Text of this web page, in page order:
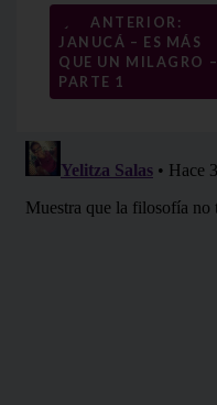
Navegación
de
entradas
←
ANTERIOR:
JANUCÁ – ES MÁS
QUE UN MILAGRO –
PARTE 1